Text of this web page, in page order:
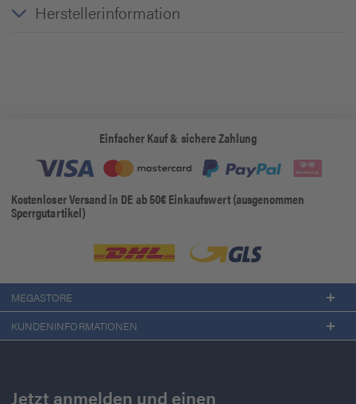
Herstellerinformation
Einfacher Kauf & sichere Zahlung
Kostenloser Versand in DE ab 50€ Einkaufswert (ausgenommen
Sperrgutartikel)
MEGASTORE
KUNDENINFORMATIONEN
Jetzt anmelden und einen